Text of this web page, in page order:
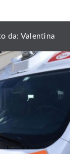
da: Valentina